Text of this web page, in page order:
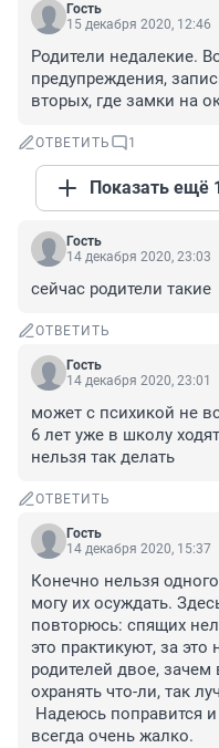
Гость
15 декабря 2020, 12:46
Родители недалекие.
предупреждения,
вторых, где замки на
ОТВЕТИТЬ 1
Показать ещё
Гость
14 декабря 2020, 23:03
сейчас родители такие
ОТВЕТИТЬ
Гость
14 декабря 2020, 23:01
может с психикой не
6 лет уже в школу
нельзя так делать
ОТВЕТИТЬ
Гость
14 декабря 2020, 15:37
Конечно нельзя
могу их осуждать.
повторюсь: спящих
это практикуют, за
родителей двое, зачем
охранять что-ли, так
Надеюсь поправится
всегда очень жалко.